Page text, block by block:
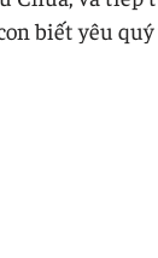
biết yêu